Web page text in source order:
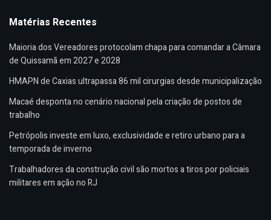
Matérias Recentes
Maioria dos Vereadores protocolam chapa para comandar a Câmara
de Quissamã em 2027 e 2028
HMAPN de Caxias ultrapassa 86 mil cirurgias desde municipalização
Macaé desponta no cenário nacional pela criação de postos de
trabalho
Petrópolis investe em luxo, exclusividade e retiro urbano para a
temporada de inverno
Trabalhadores da construção civil são mortos a tiros por policiais
militares em ação no RJ